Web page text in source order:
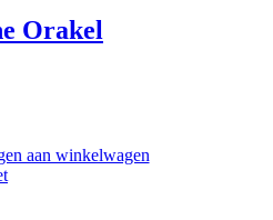
Orakel
aan winkelwagen